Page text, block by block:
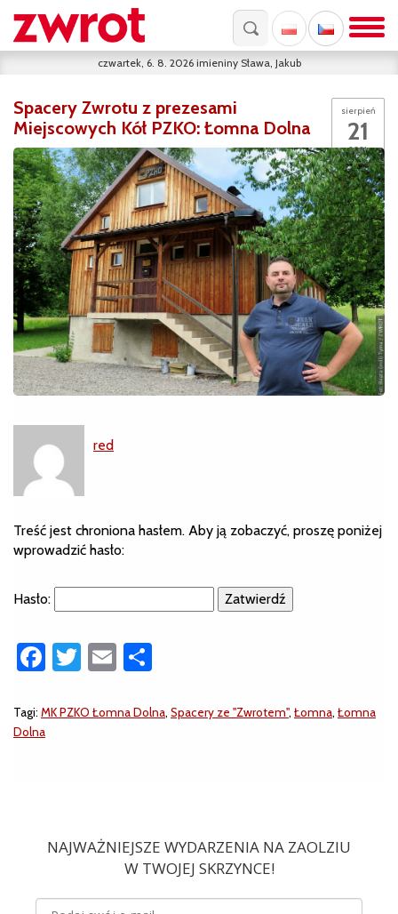
czwartek, 6. 8. 2026 imieniny Sława, Jakub
sierpień
21
2021
Spacery Zwrotu z prezesami
Miejscowych Kół PZKO: Łomna Dolna
red
Treść jest chroniona hasłem. Aby ją zobaczyć, proszę poniżej
wprowadzić hasło:
Hasło:
Facebook
Twitter
Email
Tagi: MK PZKO Łomna Dolna, Spacery ze "Zwrotem", Łomna, Łomna
Dolna
NAJWAŻNIEJSZE WYDARZENIA NA ZAOLZIU
W TWOJEJ SKRZYNCE!